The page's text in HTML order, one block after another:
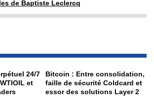
de Baptiste Leclercq
24/7
et
Bitcoin : Entre consolidation,
faille de sécurité Coldcard et
essor des solutions Layer 2